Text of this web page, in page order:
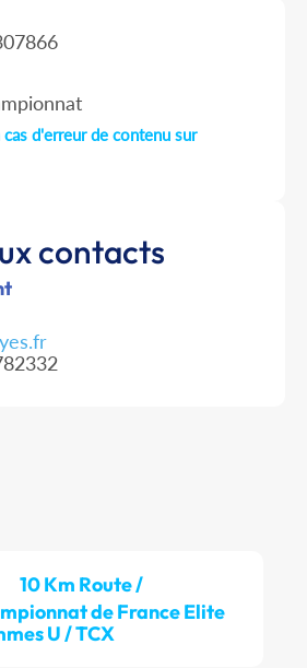
d'erreur de contenu sur
contacts
10 Km Route /
de France Elite
U / TCX